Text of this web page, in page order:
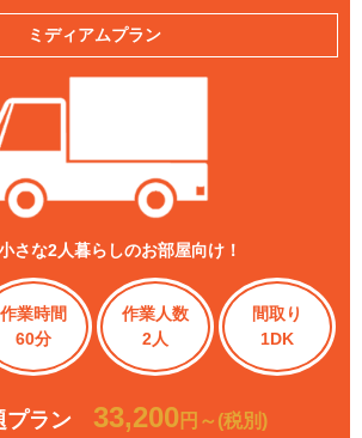
ミディアムプラン
さな2人暮らしのお部屋向け！
作業時間
60分
作業人数
2人
間取り
1DK
プラン 33,200円～(税別)